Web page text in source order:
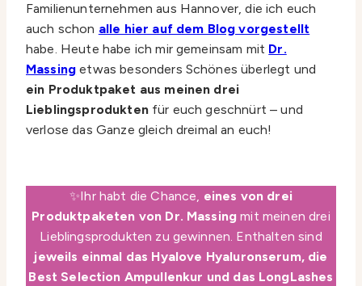
Familienunternehmen aus Hannover, die ich euch
auch schon alle hier auf dem Blog vorgestellt
habe. Heute habe ich mir gemeinsam mit Dr.
Massing etwas besonders Schönes überlegt und
ein Produktpaket aus meinen drei
Lieblingsproduktenfür euch geschnürt – und
verlose das Ganze gleich dreimal an euch!
✨Ihr habt die Chance, eines von drei
Produktpaketen von Dr. Massing mit meinen drei
Lieblingsprodukten zu gewinnen. Enthalten sind
jeweils einmal das Hyalove Hyaluronserum, die
Best Selection Ampullenkur und das LongLashes